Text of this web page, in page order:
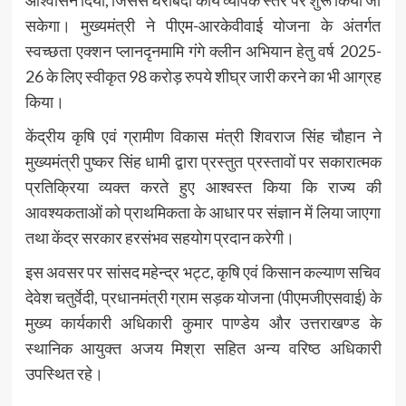
सकेगा। मुख्यमंत्री ने पीएम-आरकेवीवाई योजना के अंतर्गत
स्वच्छता एक्शन प्लानदृनमामि गंगे क्लीन अभियान हेतु वर्ष 2025-
26 के लिए स्वीकृत 98 करोड़ रुपये शीघ्र जारी करने का भी आग्रह
किया।
केंद्रीय कृषि एवं ग्रामीण विकास मंत्री शिवराज सिंह चौहान ने
मुख्यमंत्री पुष्कर सिंह धामी द्वारा प्रस्तुत प्रस्तावों पर सकारात्मक
प्रतिक्रिया व्यक्त करते हुए आश्वस्त किया कि राज्य की
आवश्यकताओं को प्राथमिकता के आधार पर संज्ञान में लिया जाएगा
तथा केंद्र सरकार हरसंभव सहयोग प्रदान करेगी।
इस अवसर पर सांसद महेन्द्र भट्ट, कृषि एवं किसान कल्याण सचिव
देवेश चतुर्वेदी, प्रधानमंत्री ग्राम सड़क योजना (पीएमजीएसवाई) के
मुख्य कार्यकारी अधिकारी कुमार पाण्डेय और उत्तराखण्ड के
स्थानिक आयुक्त अजय मिश्रा सहित अन्य वरिष्ठ अधिकारी
उपस्थित रहे।